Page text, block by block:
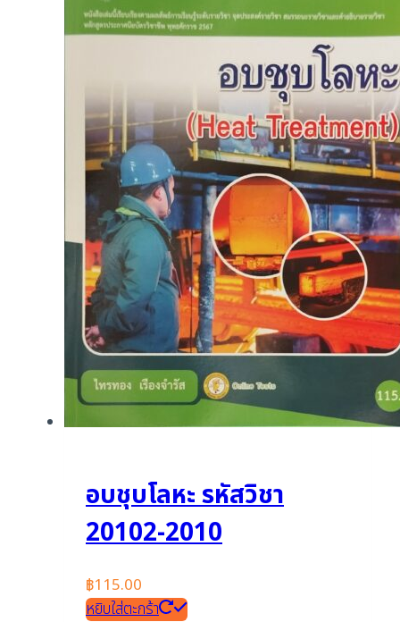
อบชุบโลหะ รหัสวิชา
20102-2010
฿115.00
หยิบใส่ตะกร้า